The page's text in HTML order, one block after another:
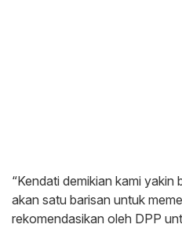
“Kendati demikian kami
akan satu barisan untuk
rekomendasikan oleh DPP